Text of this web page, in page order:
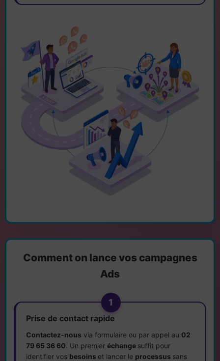
Comment on lance vos campagnes
Ads
1
Prise de contact rapide
Contactez-nous via formulaire ou par appel au 02
79 65 36 60. Un premier échange suffit pour
identifier vos besoins et lancer le processus sans